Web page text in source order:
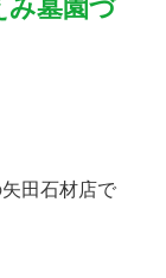
田石材店で